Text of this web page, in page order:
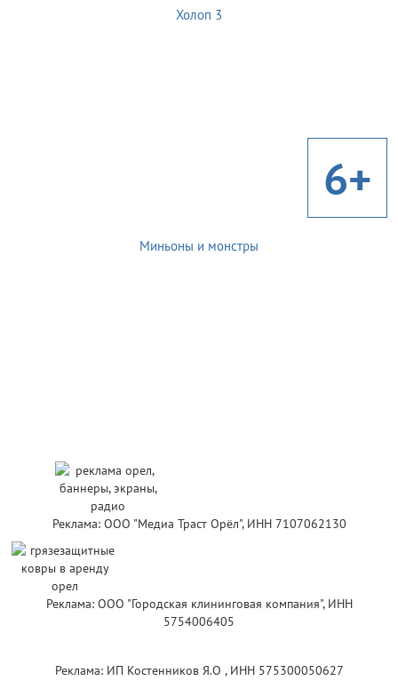
Холоп 3
6+
Миньоны и монстры
Реклама: ООО "Медиа Траст Орёл", ИНН 7107062130
Реклама: ООО "Городская клининговая компания", ИНН
5754006405
Реклама: ИП Костенников Я.О , ИНН 575300050627